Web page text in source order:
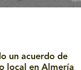
un acuerdo de
local en Almería